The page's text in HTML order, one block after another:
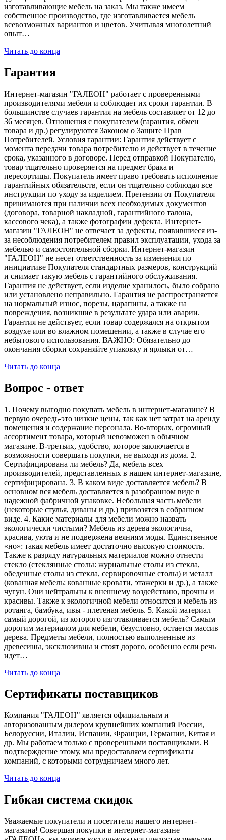
изготавливающие мебель на заказ. Мы также имеем
собственное производство, где изготавливается мебель
всевозможных вариантов и цветов. Учитывая многолетний
опыт…
Читать до конца
Гарантия
Интернет-магазин "ГАЛЕОН" работает с проверенными
производителями мебели и соблюдает их сроки гарантии. В
большинстве случаев гарантия на мебель составляет от 12 до
36 месяцев. Отношения с покупателем (гарантия, обмен
товара и др.) регулируются Законом о Защите Прав
Потребителей. Условия гарантии: Гарантия действует с
момента передачи товара потребителю и действует в течение
срока, указанного в договоре. Перед отправкой Покупателю,
товар тщательно проверяется на предмет брака и
пересортицы. Покупатель имеет право требовать исполнение
гарантийных обязательств, если он тщательно соблюдал все
инструкции по уходу за изделием. Претензии от Покупателя
принимаются при наличии всех необходимых документов
(договора, товарной накладной, гарантийного талона,
кассового чека), а также фотографии дефекта. Интернет-
магазин "ГАЛЕОН" не отвечает за дефекты, появившиеся из-
за несоблюдения потребителем правил эксплуатации, ухода за
мебелью и самостоятельной сборки. Интернет-магазин
"ГАЛЕОН" не несет ответственность за изменения по
инициативе Покупателя стандартных размеров, конструкций
и снимает такую мебель с гарантийного обслуживания.
Гарантия не действует, если изделие хранилось, было собрано
или установлено неправильно. Гарантия не распространяется
на нормальный износ, порезы, царапины, а также на
повреждения, возникшие в результате удара или аварии.
Гарантия не действует, если товар содержался на открытом
воздухе или во влажном помещении, а также в случае его
небытового использования. ВАЖНО: Обязательно до
окончания сборки сохраняйте упаковку и ярлыки от…
Читать до конца
Вопрос - ответ
1. Почему выгодно покупать мебель в интернет-магазине? В
первую очередь-это низкие цены, так как нет затрат на аренду
помещения и содержание персонала. Во-вторых, огромный
ассортимент товара, который невозможен в обычном
магазине. В-третьих, удобство, которое заключается в
возможности совершать покупки, не выходя из дома. 2.
Сертифицирована ли мебель? Да, мебель всех
производителей, представленных в нашем интернет-магазине,
сертифицирована. 3. В каком виде доставляется мебель? В
основном вся мебель доставляется в разобранном виде в
надежной фабричной упаковке. Небольшая часть мебели
(некоторые стулья, диваны и др.) привозятся в собранном
виде. 4. Какие материалы для мебели можно назвать
экологически чистыми? Мебель из дерева экологична,
красива, уюта и не подвержена веяниям моды. Единственное
«но»: такая мебель имеет достаточно высокую стоимость.
Также к разряду натуральных материалов можно отнести
стекло (стеклянные столы: журнальные столы из стекла,
обеденные столы из стекла, сервировочные столы) и металл
(кованная мебель: кованные кровати, этажерки и др.), а также
чугун. Они нейтральны к внешнему воздействию, прочны и
красивы. Также к экологичной мебели относится и мебель из
ротанга, бамбука, ивы - плетеная мебель. 5. Какой материал
самый дорогой, из которого изготавливается мебель? Самым
дорогим материалом для мебели, безусловно, остается массив
дерева. Предметы мебели, полностью выполненные из
древесины, эксклюзивны и стоят дорого, особенно если речь
идет…
Читать до конца
Сертификаты поставщиков
Компания "ГАЛЕОН" является официальным и
авторизованным дилером крупнейших компаний России,
Белоруссии, Италии, Испании, Франции, Германии, Китая и
др. Мы работаем только с проверенными поставщиками. В
подтверждение этому, мы предоставляем сертификаты
компаний, с которыми сотрудничаем много лет.
Читать до конца
Гибкая система скидок
Уважаемые покупатели и посетители нашего интернет-
магазина! Совершая покупки в интернет-магазине